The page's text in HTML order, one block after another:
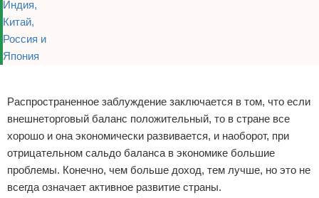
Распространенное заблуждение заключается в том, что если
внешнеторговый баланс положительный, то в стране все
хорошо и она экономически развивается, и наоборот, при
отрицательном сальдо баланса в экономике большие
проблемы. Конечно, чем больше доход, тем лучше, но это не
всегда означает активное развитие страны.